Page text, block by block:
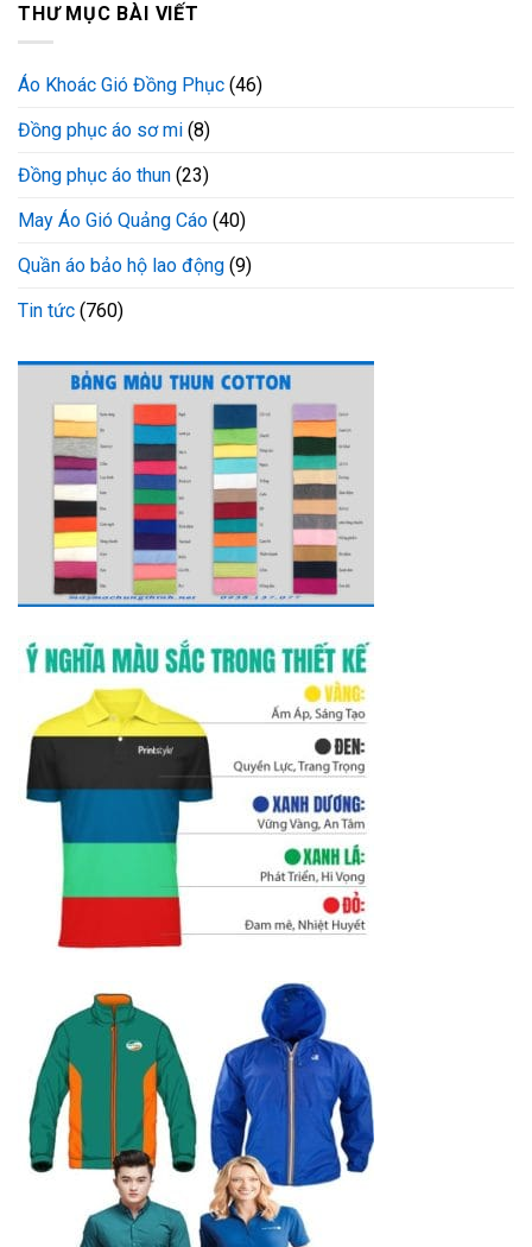
THƯ MỤC BÀI VIẾT
Áo Khoác Gió Đồng Phục (46)
Đồng phục áo sơ mi (8)
Đồng phục áo thun (23)
May Áo Gió Quảng Cáo (40)
Quần áo bảo hộ lao động (9)
Tin tức (760)